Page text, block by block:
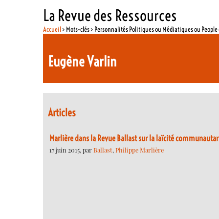
La Revue des Ressources
Accueil> Mots-clés > Personnalités Politiques ou Médiatiques ou
Eugène Varlin
Articles
Marlière dans la Revue Ballast sur la laïcité
17 juin 2015, parBallast, Philippe Marlière